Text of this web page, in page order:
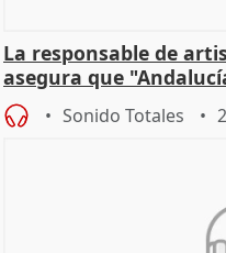
La responsable de
asegura que
cita
Sonido Totales